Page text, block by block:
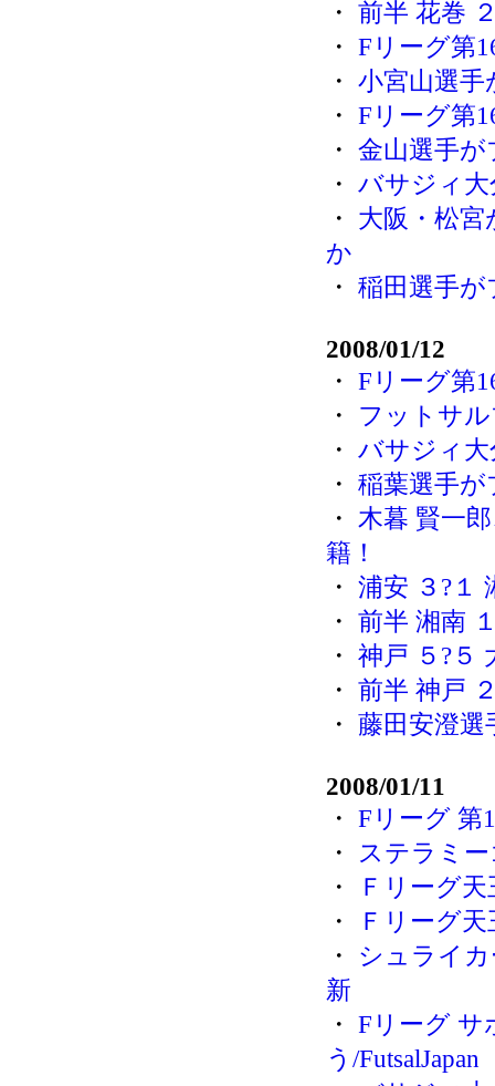
・ 前半 花巻
・ Fリーグ第
・ 小宮山選
・ Fリーグ第
・ 金山選手
・ バサジィ
・ 大阪・松
か
・ 稲田選手
2008/01/12
・ Fリーグ第
・ フットサ
・ バサジィ
・ 稲葉選手
・ 木暮 賢一
籍！
・ 浦安 ３?１
・ 前半 湘南
・ 神戸 ５?５
・ 前半 神戸
・ 藤田安澄
2008/01/11
・ Fリーグ 第
・
ステラミ
・
Ｆリーグ
・
Ｆリーグ
・ シュライ
新
・ Fリーグ サ
う/FutsalJapan